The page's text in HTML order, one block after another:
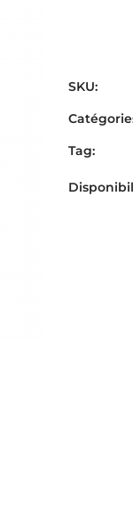
SKU:
Tag: